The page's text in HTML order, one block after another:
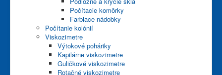
Počítacie komôrky
Farbiace nádobky
Počítanie kolónií
Viskozimetre
Výtokové poháriky
Kapilárne viskozimetre
Guličkové viskozimetre
Rotačné viskozimetre